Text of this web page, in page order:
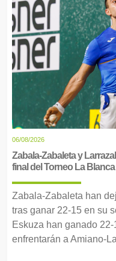
06/08/2026
Zabala-Zabaleta y
final del Torneo La Blanca
Zabala-Zabaleta han
tras ganar 22-15 en su
Eskuza han ganado
enfrentarán a Amiano-